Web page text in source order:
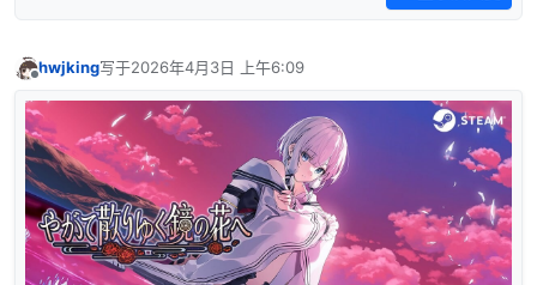
hwjking写于2026年4月3日 上午6:09
最后由 编辑